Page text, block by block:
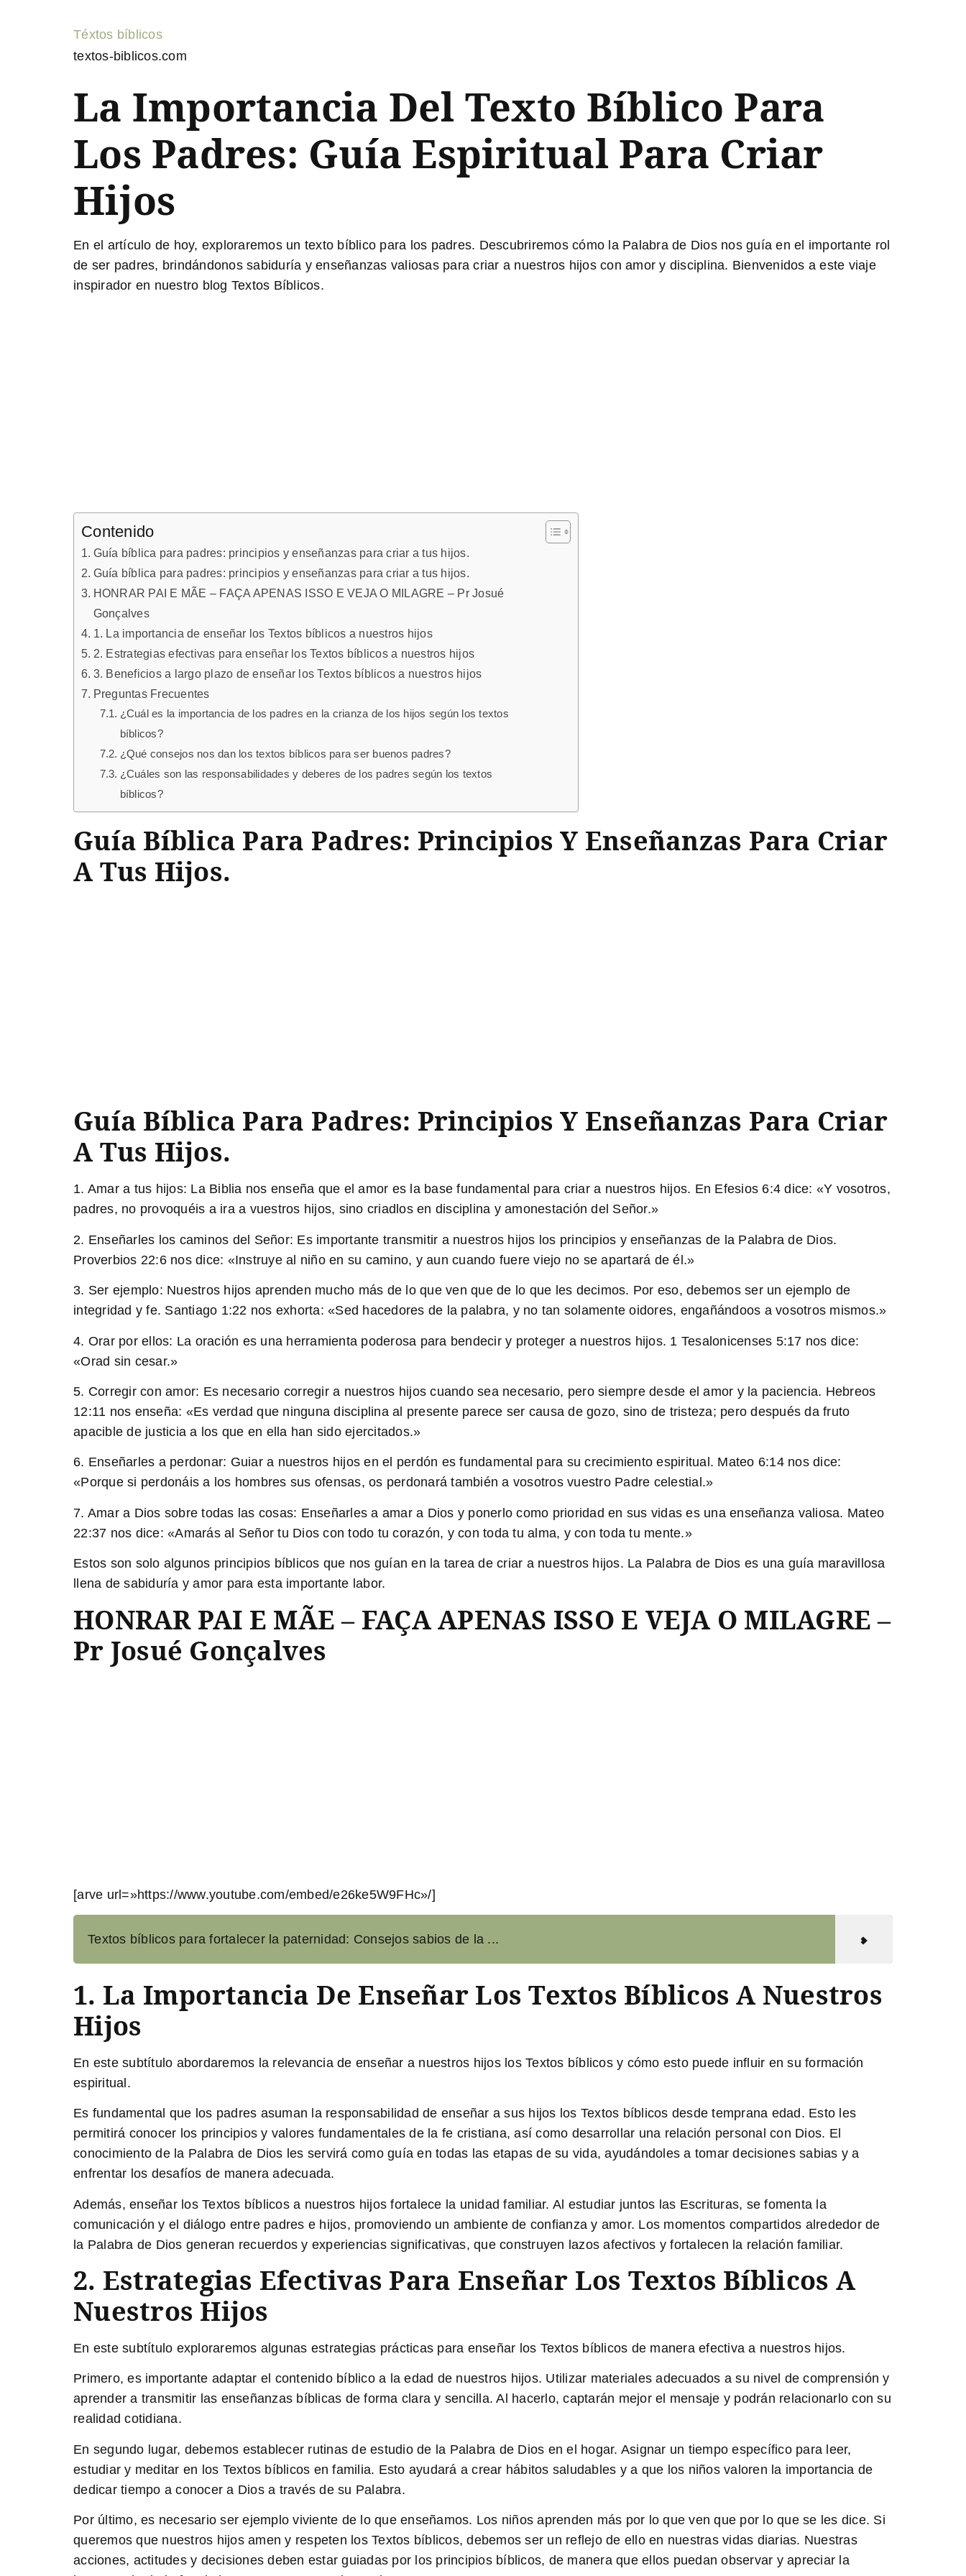
Téxtos bíblicos
textos-biblicos.com
La Importancia Del Texto Bíblico Para
Los Padres: Guía Espiritual Para Criar
Hijos
En el artículo de hoy, exploraremos un texto bíblico para los padres. Descubriremos cómo la Palabra de Dios nos guía en el importante rol
de ser padres, brindándonos sabiduría y enseñanzas valiosas para criar a nuestros hijos con amor y disciplina. Bienvenidos a este viaje
inspirador en nuestro blog Textos Bíblicos.
Contenido
Guía bíblica para padres: principios y enseñanzas para criar a tus hijos.
Guía bíblica para padres: principios y enseñanzas para criar a tus hijos.
HONRAR PAI E MÃE – FAÇA APENAS ISSO E VEJA O MILAGRE – Pr Josué
Gonçalves
1. La importancia de enseñar los Textos bíblicos a nuestros hijos
2. Estrategias efectivas para enseñar los Textos bíblicos a nuestros hijos
3. Beneficios a largo plazo de enseñar los Textos bíblicos a nuestros hijos
Preguntas Frecuentes
¿Cuál es la importancia de los padres en la crianza de los hijos según los textos
bíblicos?
¿Qué consejos nos dan los textos bíblicos para ser buenos padres?
¿Cuáles son las responsabilidades y deberes de los padres según los textos
bíblicos?
Guía Bíblica Para Padres: Principios Y Enseñanzas Para Criar
A Tus Hijos.
Guía Bíblica Para Padres: Principios Y Enseñanzas Para Criar
A Tus Hijos.
1. Amar a tus hijos: La Biblia nos enseña que el amor es la base fundamental para criar a nuestros hijos. En Efesios 6:4 dice: «Y vosotros,
padres, no provoquéis a ira a vuestros hijos, sino criadlos en disciplina y amonestación del Señor.»
2. Enseñarles los caminos del Señor: Es importante transmitir a nuestros hijos los principios y enseñanzas de la Palabra de Dios.
Proverbios 22:6 nos dice: «Instruye al niño en su camino, y aun cuando fuere viejo no se apartará de él.»
3. Ser ejemplo: Nuestros hijos aprenden mucho más de lo que ven que de lo que les decimos. Por eso, debemos ser un ejemplo de
integridad y fe. Santiago 1:22 nos exhorta: «Sed hacedores de la palabra, y no tan solamente oidores, engañándoos a vosotros mismos.»
4. Orar por ellos: La oración es una herramienta poderosa para bendecir y proteger a nuestros hijos. 1 Tesalonicenses 5:17 nos dice:
«Orad sin cesar.»
5. Corregir con amor: Es necesario corregir a nuestros hijos cuando sea necesario, pero siempre desde el amor y la paciencia. Hebreos
12:11 nos enseña: «Es verdad que ninguna disciplina al presente parece ser causa de gozo, sino de tristeza; pero después da fruto
apacible de justicia a los que en ella han sido ejercitados.»
6. Enseñarles a perdonar: Guiar a nuestros hijos en el perdón es fundamental para su crecimiento espiritual. Mateo 6:14 nos dice:
«Porque si perdonáis a los hombres sus ofensas, os perdonará también a vosotros vuestro Padre celestial.»
7. Amar a Dios sobre todas las cosas: Enseñarles a amar a Dios y ponerlo como prioridad en sus vidas es una enseñanza valiosa. Mateo
22:37 nos dice: «Amarás al Señor tu Dios con todo tu corazón, y con toda tu alma, y con toda tu mente.»
Estos son solo algunos principios bíblicos que nos guían en la tarea de criar a nuestros hijos. La Palabra de Dios es una guía maravillosa
llena de sabiduría y amor para esta importante labor.
HONRAR PAI E MÃE – FAÇA APENAS ISSO E VEJA O MILAGRE –
Pr Josué Gonçalves
[arve url=»https://www.youtube.com/embed/e26ke5W9FHc»/]
Textos bíblicos para fortalecer la paternidad: Consejos sabios de la ...
1. La Importancia De Enseñar Los Textos Bíblicos A Nuestros
Hijos
En este subtítulo abordaremos la relevancia de enseñar a nuestros hijos los Textos bíblicos y cómo esto puede influir en su formación
espiritual.
Es fundamental que los padres asuman la responsabilidad de enseñar a sus hijos los Textos bíblicos desde temprana edad. Esto les
permitirá conocer los principios y valores fundamentales de la fe cristiana, así como desarrollar una relación personal con Dios. El
conocimiento de la Palabra de Dios les servirá como guía en todas las etapas de su vida, ayudándoles a tomar decisiones sabias y a
enfrentar los desafíos de manera adecuada.
Además, enseñar los Textos bíblicos a nuestros hijos fortalece la unidad familiar. Al estudiar juntos las Escrituras, se fomenta la
comunicación y el diálogo entre padres e hijos, promoviendo un ambiente de confianza y amor. Los momentos compartidos alrededor de
la Palabra de Dios generan recuerdos y experiencias significativas, que construyen lazos afectivos y fortalecen la relación familiar.
2. Estrategias Efectivas Para Enseñar Los Textos Bíblicos A
Nuestros Hijos
En este subtítulo exploraremos algunas estrategias prácticas para enseñar los Textos bíblicos de manera efectiva a nuestros hijos.
Primero, es importante adaptar el contenido bíblico a la edad de nuestros hijos. Utilizar materiales adecuados a su nivel de comprensión y
aprender a transmitir las enseñanzas bíblicas de forma clara y sencilla. Al hacerlo, captarán mejor el mensaje y podrán relacionarlo con su
realidad cotidiana.
En segundo lugar, debemos establecer rutinas de estudio de la Palabra de Dios en el hogar. Asignar un tiempo específico para leer,
estudiar y meditar en los Textos bíblicos en familia. Esto ayudará a crear hábitos saludables y a que los niños valoren la importancia de
dedicar tiempo a conocer a Dios a través de su Palabra.
Por último, es necesario ser ejemplo viviente de lo que enseñamos. Los niños aprenden más por lo que ven que por lo que se les dice. Si
queremos que nuestros hijos amen y respeten los Textos bíblicos, debemos ser un reflejo de ello en nuestras vidas diarias. Nuestras
acciones, actitudes y decisiones deben estar guiadas por los principios bíblicos, de manera que ellos puedan observar y apreciar la